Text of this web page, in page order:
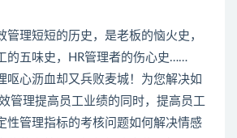
管理短短的历史，是老板的恼火史，
的五味史，HR管理者的伤心史……
呕心沥血却又兵败麦城！为您解决如
管理提高员工业绩的同时，提高员工
性管理指标的考核问题如何解决情感